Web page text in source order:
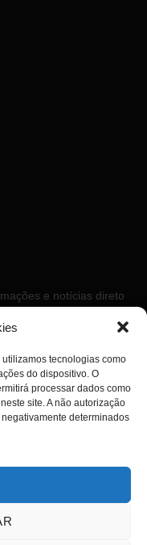
tecnologias como
do dispositivo. O
processar dados como
site. A não autorização
determinados
e notícias direto
direitos reservados.